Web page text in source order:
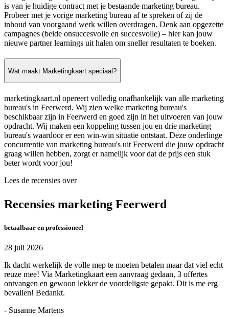
is van je huidige contract met je bestaande marketing bureau.
Probeer met je vorige marketing bureau af te spreken of zij de
inhoud van voorgaand werk willen overdragen. Denk aan opgezette
campagnes (beide onsuccesvolle en succesvolle) – hier kan jouw
nieuwe partner learnings uit halen om sneller resultaten te boeken.
Wat maakt Marketingkaart speciaal?
marketingkaart.nl opereert volledig onafhankelijk van alle marketing
bureau's in Feerwerd. Wij zien welke marketing bureau's
beschikbaar zijn in Feerwerd en goed zijn in het uitvoeren van jouw
opdracht. Wij maken een koppeling tussen jou en drie marketing
bureau's waardoor er een win-win situatie ontstaat. Deze onderlinge
concurrentie van marketing bureau's uit Feerwerd die jouw opdracht
graag willen hebben, zorgt er namelijk voor dat de prijs een stuk
beter wordt voor jou!
Lees de recensies over
Recensies marketing Feerwerd
betaalbaar en professioneel
28 juli 2026
Ik dacht werkelijk de volle mep te moeten betalen maar dat viel echt
reuze mee! Via Marketingkaart een aanvraag gedaan, 3 offertes
ontvangen en gewoon lekker de voordeligste gepakt. Dit is me erg
bevallen! Bedankt.
- Susanne Martens